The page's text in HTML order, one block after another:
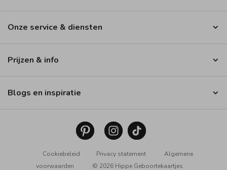
Onze service & diensten
Prijzen & info
Blogs en inspiratie
Cookiebeleid Privacy statement
Algemene
voorwaarden
© 2026 Hippe Geboortekaartjes